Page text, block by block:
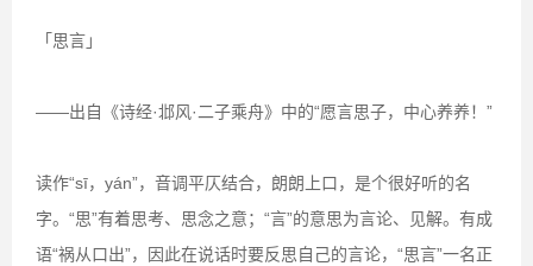
「思言」
——出自《诗经·邶风·二子乘舟》中的“愿言思子，中心养养！”
读作“sī，yán”，音调平仄结合，朗朗上口，是个很好听的名
字。“思”有着思考、思念之意；“言”的意思为言论、见解。有成
语“祸从口出”，因此在说话时要反思自己的言论，“思言”一名正